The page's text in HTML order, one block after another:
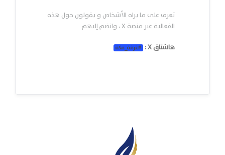
تعرف على ما يراه الأشخاص و يقولون حول هذه
الفعالية عبر منصة X ، وانضم إليهم
هاشتاق X :
#غرفة_مكة